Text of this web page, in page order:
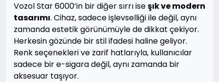
Vozol Star 6000’in bir diğer sırrı iseşık ve modern
tasarımı. Cihaz, sadece işlevselliği ile değil, aynı
zamanda estetik görünümüyle de dikkat çekiyor.
Herkesin gözünde bir stil ifadesi haline geliyor.
Renk seçenekleri ve zarif hatlarıyla, kullanıcılar
sadece bir e-sigara değil, aynı zamanda bir
aksesuar taşıyor.